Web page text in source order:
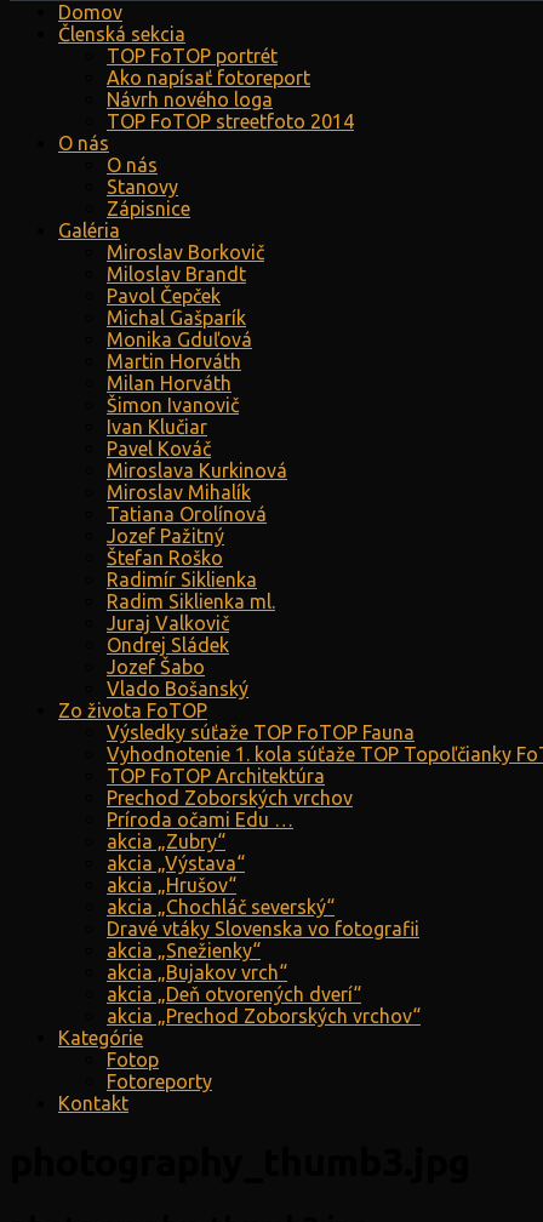
Domov
Členská sekcia
TOP FoTOP portrét
Ako napísať fotoreport
Návrh nového loga
TOP FoTOP streetfoto 2014
O nás
O nás
Stanovy
Zápisnice
Galéria
Miroslav Borkovič
Miloslav Brandt
Pavol Čepček
Michal Gašparík
Monika Gduľová
Martin Horváth
Milan Horváth
Šimon Ivanovič
Ivan Klučiar
Pavel Kováč
Miroslava Kurkinová
Miroslav Mihalík
Tatiana Orolínová
Jozef Pažitný
Štefan Roško
Radimír Siklienka
Radim Siklienka ml.
Juraj Valkovič
Ondrej Sládek
Jozef Šabo
Vlado Bošanský
Zo života FoTOP
Výsledky súťaže TOP FoTOP Fauna
Vyhodnotenie 1. kola súťaže TOP Topoľčianky
TOP FoTOP Architektúra
Prechod Zoborských vrchov
Príroda očami Edu …
akcia „Zubry“
akcia „Výstava“
akcia „Hrušov“
akcia „Chochláč severský“
Dravé vtáky Slovenska vo fotografii
akcia „Snežienky“
akcia „Bujakov vrch“
akcia „Deň otvorených dverí“
akcia „Prechod Zoborských vrchov“
Kategórie
Fotop
Fotoreporty
Kontakt